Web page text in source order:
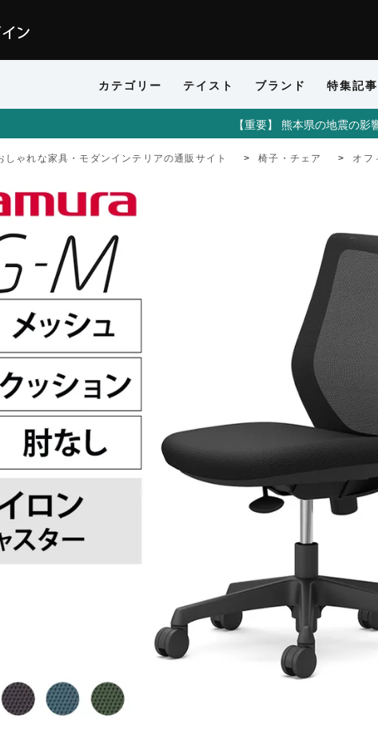
カテゴリー テイスト ブランド 特集記事
【重要】 熊本県の地震の
しゃれな家具・モダンインテリアの通販サイト 椅子・チェア オフ